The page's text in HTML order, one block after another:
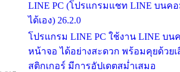
LINE PC (โปรแกรมแชท LINE บนค
ได้เอง) 26.2.0
โปรแกรม LINE PC ใช้งาน LINE บ
หน้าจอ ได้อย่างสะดวก พร้อมคุยด้วยเ
สติกเกอร์ มีการอัปเดตสม่ำเสมอ